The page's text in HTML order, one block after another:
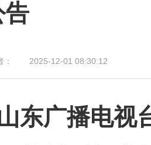
告
： 2025-12-01 08:30:12
东广播电视